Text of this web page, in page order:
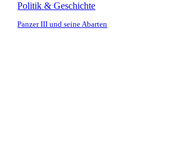
Politik & Geschichte
Panzer III und seine Abarten